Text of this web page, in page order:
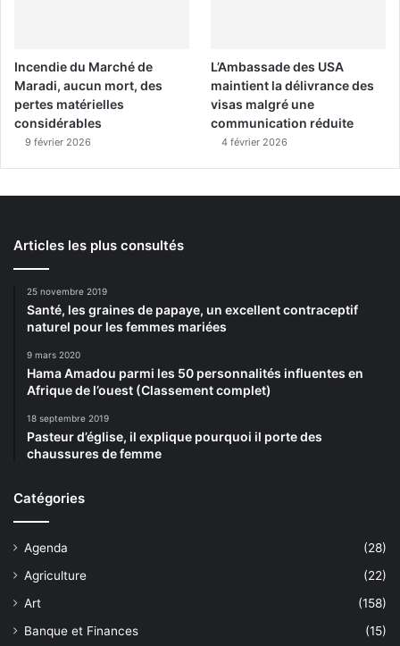
Incendie du Marché de
Maradi, aucun mort, des
pertes matérielles
considérables
9 février 2026
L’Ambassade des USA
maintient la délivrance des
visas malgré une
communication réduite
4 février 2026
Articles les plus consultés
25 novembre 2019
Santé, les graines de papaye, un excellent contraceptif
naturel pour les femmes mariées
9 mars 2020
Hama Amadou parmi les 50 personnalités influentes en
Afrique de l’ouest (Classement complet)
18 septembre 2019
Pasteur d’église, il explique pourquoi il porte des
chaussures de femme
Catégories
Agenda
(28)
Agriculture
(22)
Art
(158)
Banque et Finances
(15)